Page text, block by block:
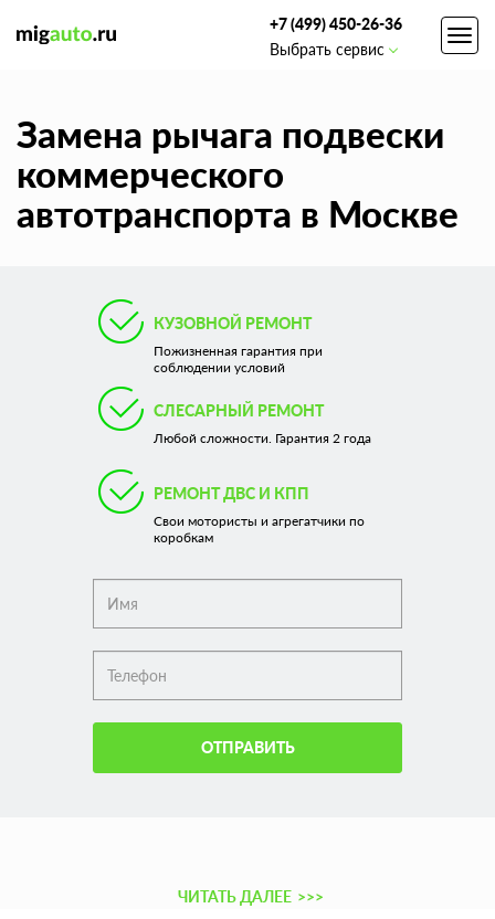
+7 (499) 450-26-36
Выбрать сервис
Замена рычага подвески
коммерческого
автотранспорта в Москве
КУЗОВНОЙ РЕМОНТ
Пожизненная гарантия при
соблюдении условий
СЛЕСАРНЫЙ РЕМОНТ
Любой сложности. Гарантия 2 года
РЕМОНТ ДВС И КПП
Свои мотористы и агрегатчики по
коробкам
ОТПРАВИТЬ
ЧИТАТЬ ДАЛЕЕ >>>